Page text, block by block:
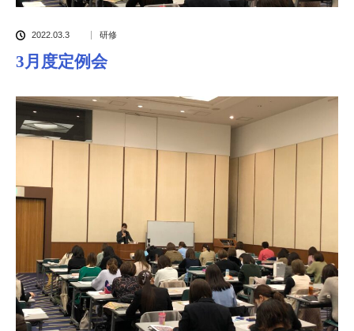
2022.03.3 研修
3月度定例会